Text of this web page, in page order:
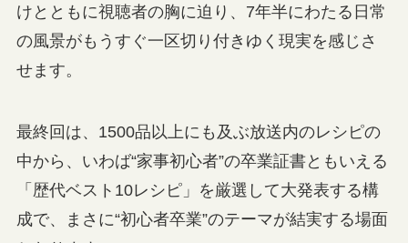
けとともに視聴者の胸に迫り、7年半にわたる日常
の風景がもうすぐ一区切り付きゆく現実を感じさ
せます。
最終回は、1500品以上にも及ぶ放送内のレシピの
中から、いわば“家事初心者”の卒業証書ともいえる
「歴代ベスト10レシピ」を厳選して大発表する構
成で、まさに“初心者卒業”のテーマが結実する場面